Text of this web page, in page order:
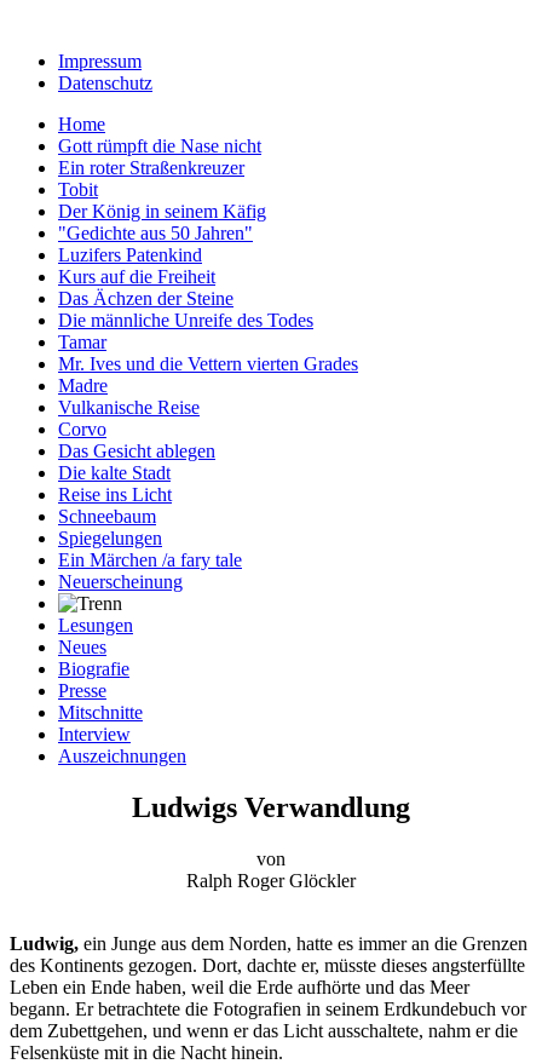
Impressum
Datenschutz
Home
Gott rümpft die Nase nicht
Ein roter Straßenkreuzer
Tobit
Der König in seinem Käfig
"Gedichte aus 50 Jahren"
Luzifers Patenkind
Kurs auf die Freiheit
Das Ächzen der Steine
Die männliche Unreife des Todes
Tamar
Mr. Ives und die Vettern vierten Grades
Madre
Vulkanische Reise
Corvo
Das Gesicht ablegen
Die kalte Stadt
Reise ins Licht
Schneebaum
Spiegelungen
Ein Märchen /a fary tale
Neuerscheinung
Lesungen
Neues
Biografie
Presse
Mitschnitte
Interview
Auszeichnungen
Ludwigs Verwandlung
von
Ralph Roger Glöckler
Ludwig, ein Junge aus dem Norden, hatte es immer an die Grenzen
des Kontinents gezogen. Dort, dachte er, müsste dieses angsterfüllte
Leben ein Ende haben, weil die Erde aufhörte und das Meer
begann. Er betrachtete die Fotografien in seinem Erdkundebuch vor
dem Zubettgehen, und wenn er das Licht ausschaltete, nahm er die
Felsenküste mit in die Nacht hinein.